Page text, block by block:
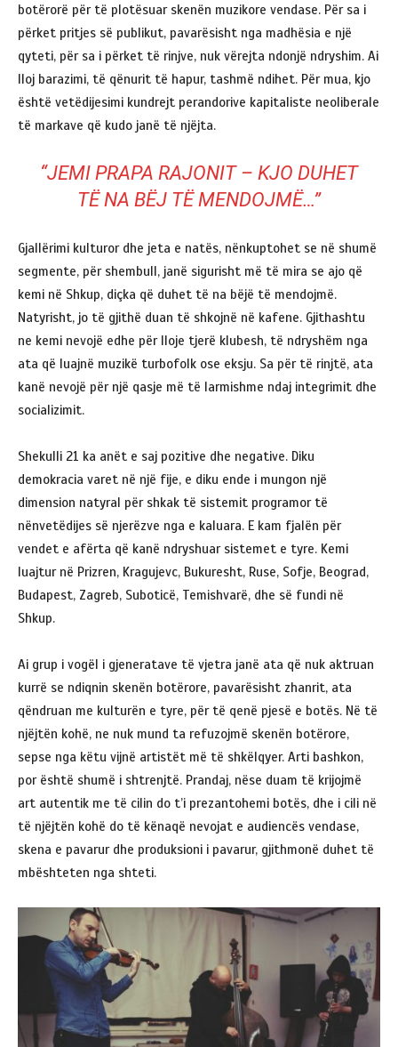
botërorë për të plotësuar skenën muzikore vendase. Për sa i
përket pritjes së publikut, pavarësisht nga madhësia e një
qyteti, për sa i përket të rinjve, nuk vërejta ndonjë ndryshim. Ai
lloj barazimi, të qënurit të hapur, tashmë ndihet. Për mua, kjo
është vetëdijesimi kundrejt perandorive kapitaliste neoliberale
të markave që kudo janë të njëjta.
“JEMI PRAPA RAJONIT – KJO DUHET
TË NA BËJ TË MENDOJMË…”
Gjallërimi kulturor dhe jeta e natës, nënkuptohet se në shumë
segmente, për shembull, janë sigurisht më të mira se ajo që
kemi në Shkup, diçka që duhet të na bëjë të mendojmë.
Natyrisht, jo të gjithë duan të shkojnë në kafene. Gjithashtu
ne kemi nevojë edhe për lloje tjerë klubesh, të ndryshëm nga
ata që luajnë muzikë turbofolk ose eksju. Sa për të rinjtë, ata
kanë nevojë për një qasje më të larmishme ndaj integrimit dhe
socializimit.
Shekulli 21 ka anët e saj pozitive dhe negative. Diku
demokracia varet në një fije, e diku ende i mungon një
dimension natyral për shkak të sistemit programor të
nënvetëdijes së njerëzve nga e kaluara. E kam fjalën për
vendet e afërta që kanë ndryshuar sistemet e tyre. Kemi
luajtur në Prizren, Kragujevc, Bukuresht, Ruse, Sofje, Beograd,
Budapest, Zagreb, Suboticë, Temishvarë, dhe së fundi në
Shkup.
Ai grup i vogël i gjeneratave të vjetra janë ata që nuk aktruan
kurrë se ndiqnin skenën botërore, pavarësisht zhanrit, ata
qëndruan me kulturën e tyre, për të qenë pjesë e botës. Në të
njëjtën kohë, ne nuk mund ta refuzojmë skenën botërore,
sepse nga këtu vijnë artistët më të shkëlqyer. Arti bashkon,
por është shumë i shtrenjtë. Prandaj, nëse duam të krijojmë
art autentik me të cilin do t’i prezantohemi botës, dhe i cili në
të njëjtën kohë do të kënaqë nevojat e audiencës vendase,
skena e pavarur dhe produksioni i pavarur, gjithmonë duhet të
mbështeten nga shteti.